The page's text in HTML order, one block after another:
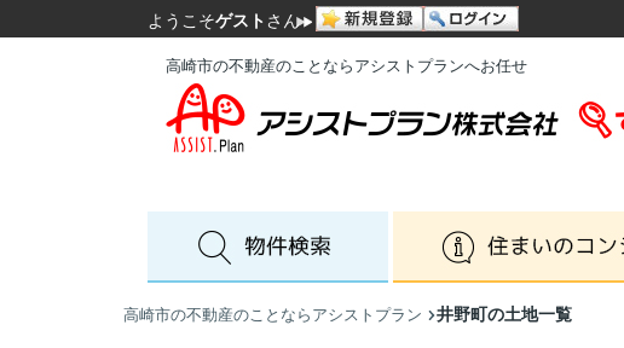
ようこそゲスト さん
高崎市の不動産のことならアシストプランへお任せ
高崎市の不動産のことならアシストプラン 井野町の土地一覧